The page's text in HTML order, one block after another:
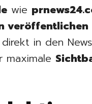
wie
veröffentlichen
direkt in den
maximale